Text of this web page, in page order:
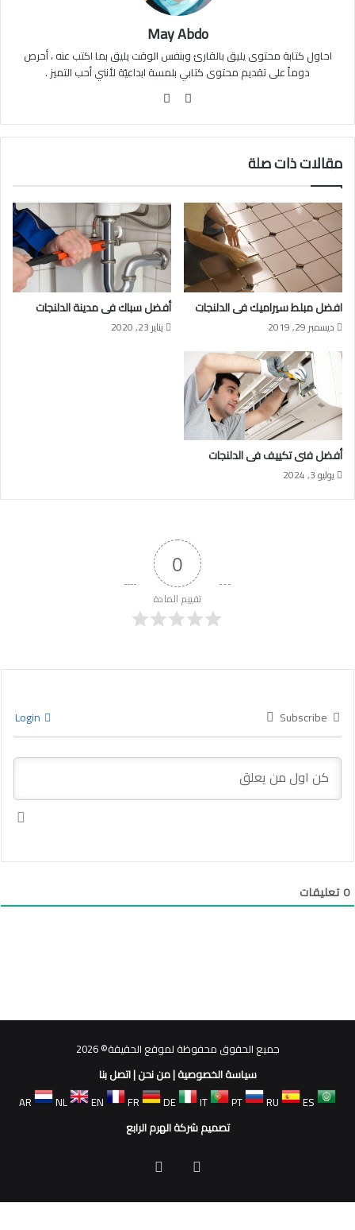
May Abdo
احاول كتابة محتوى يليق بالقارئ وبنفس الوقت يليق بما اكتب عنه ، أحرص
دوماً على تقديم محتوى كتابي بلمسة ابداعيّة لأنني أحب التميز .
موقع
مقالات ذات صلة
افضل مبلط سيراميك فى الدلنجات
ديسمبر 29, 2019
أفضل سباك فى مدينة الدلنجات
يناير 23, 2020
أفضل فنى تكييف فى الدلنجات
يوليو 3, 2024
0
تقييم المادة
Subscribe
0تعليقات
جميع الحقوق محفوظة لموقع الحقيقة© 2026
سياسة الخصوصية|من نحن|اتصل بنا
AR
NL EN FR DE IT PT RU
ES
تصميم شركة الهرم الرابع
فيسبوك
الموقع